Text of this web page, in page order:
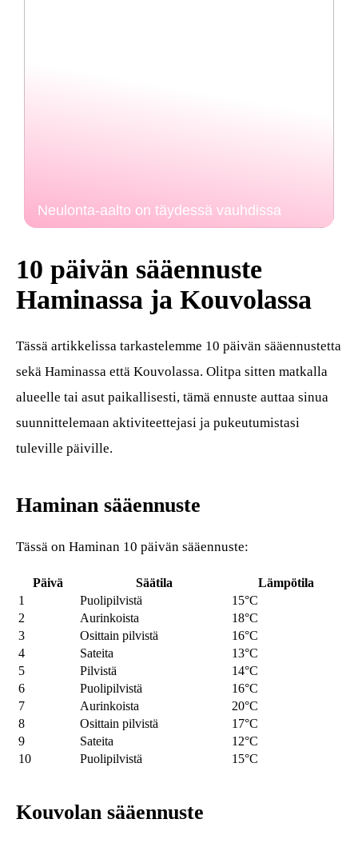
Neulonta-aalto on täydessä vauhdissa
10 päivän sääennuste
Haminassa ja Kouvolassa
Tässä artikkelissa tarkastelemme 10 päivän sääennustetta
sekä Haminassa että Kouvolassa. Olitpa sitten matkalla
alueelle tai asut paikallisesti, tämä ennuste auttaa sinua
suunnittelemaan aktiviteettejasi ja pukeutumistasi
tuleville päiville.
Haminan sääennuste
Tässä on Haminan 10 päivän sääennuste:
Päivä Säätila
Lämpötila
1
Puolipilvistä
15°C
2
Aurinkoista
18°C
3
Osittain pilvistä
16°C
4
Sateita
13°C
5
Pilvistä
14°C
6
Puolipilvistä
16°C
7
Aurinkoista
20°C
8
Osittain pilvistä
17°C
9
Sateita
12°C
10
Puolipilvistä 15°C
Kouvolan sääennuste